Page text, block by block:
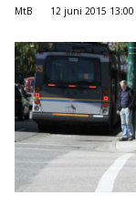
MtB 12 juni 2015 13:00